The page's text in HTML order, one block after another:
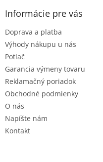
Informácie pre vás
Doprava a platba
Výhody nákupu u nás
Potlač
Garancia výmeny tovaru
Reklamačný poriadok
Obchodné podmienky
O nás
Napíšte nám
Kontakt